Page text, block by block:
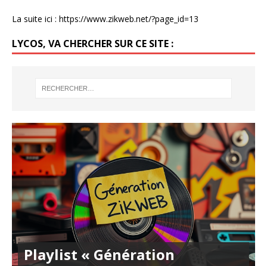
La suite ici : https://www.zikweb.net/?page_id=13
LYCOS, VA CHERCHER SUR CE SITE :
Playlist « Génération